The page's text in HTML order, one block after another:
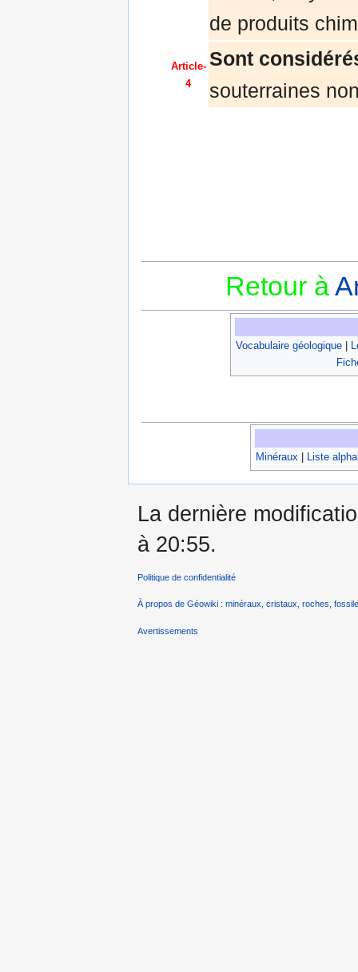
de produits
Article-
4
Sont
souterraines
Retour à
Vocabulaire géologique|
Minéraux| Liste
La dernière
à 20:55.
Politique de confidentialité
À propos de Géowiki : minéraux, cristaux, roches,
Avertissements